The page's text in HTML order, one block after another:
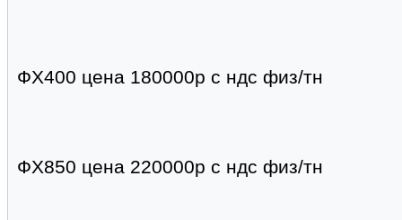
ФХ400 цена 180000р с ндс физ/тн
ФХ850 цена 220000р с ндс физ/тн